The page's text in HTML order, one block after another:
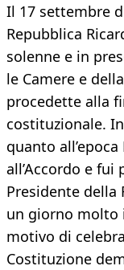
Il 17 settembre
Repubblica
solenne e in
le Camere e
procedette alla
costituzionale.
quanto
all’Accordo e
Presidente della
un giorno molto
motivo di
Costituzione